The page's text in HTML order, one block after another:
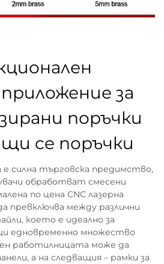
за
поръчки
се поръчки
силна търговска предимство,
обработват смесени
по цена CNC лазерна
превключва между различни
което е идеално за
едновременно множество
работилницата може да
а на следващия – рамки за